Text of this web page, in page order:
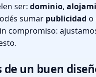
ser: dominio,
sumar publicidad o
compromiso:
de un buen